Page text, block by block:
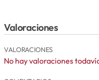
Valoraciones
VALORACIONES
No hay valoraciones